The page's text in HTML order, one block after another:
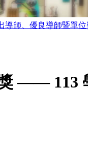
導師、優良導師暨單位
—— 113